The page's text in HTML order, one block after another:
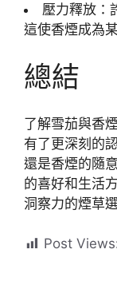
壓力釋放：
這使香煙成為
總結
了解雪茄與香
有了更深刻的
還是香煙的隨
的喜好和生活
洞察力的煙草
Post